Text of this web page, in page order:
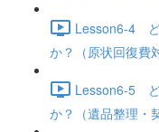
Lesson6-4 ど
か？（原状回復費
Lesson6-5 ど
か？（遺品整理・